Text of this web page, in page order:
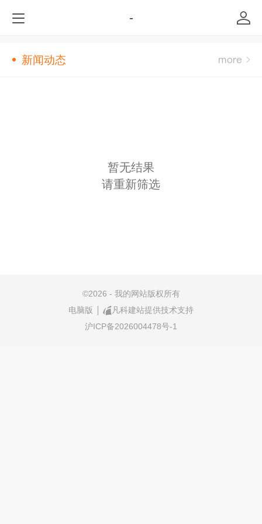
-
新闻动态
暂无结果
请重新筛选
©2026 - 我的网站版权所有
电脑版
凡科建站提供技术支持
沪ICP备2026004478号-1